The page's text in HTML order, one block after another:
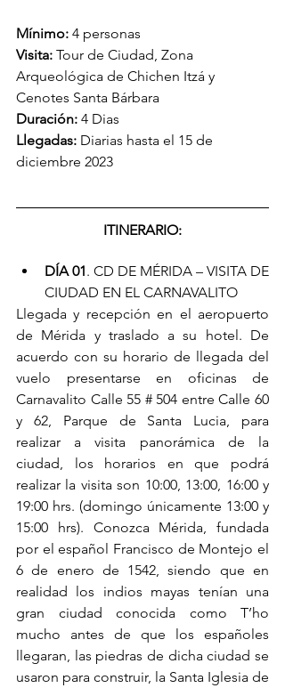
Mínimo: 4 personas
Visita: Tour de Ciudad, Zona
Arqueológica de Chichen Itzá y
Cenotes Santa Bárbara
Duración: 4 Dias
Llegadas: Diarias hasta el 15 de
diciembre 2023
ITINERARIO:
DÍA 01. CD DE MÉRIDA – VISITA DE
CIUDAD EN EL CARNAVALITO
Llegada y recepción en el aeropuerto
de Mérida y traslado a su hotel. De
acuerdo con su horario de llegada del
vuelo presentarse en oficinas de
Carnavalito Calle 55 # 504 entre Calle 60
y 62, Parque de Santa Lucia, para
realizar a visita panorámica de la
ciudad, los horarios en que podrá
realizar la visita son 10:00, 13:00, 16:00 y
19:00 hrs. (domingo únicamente 13:00 y
15:00 hrs). Conozca Mérida, fundada
por el español Francisco de Montejo el
6 de enero de 1542, siendo que en
realidad los indios mayas tenían una
gran ciudad conocida como T’ho
mucho antes de que los españoles
llegaran, las piedras de dicha ciudad se
usaron para construir, la Santa Iglesia de